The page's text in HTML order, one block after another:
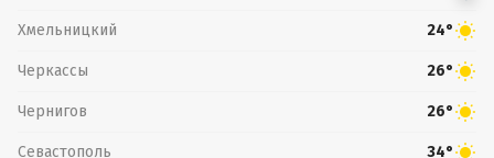
Хмельницкий 24°
Черкассы 26°
Чернигов 26°
Севастополь 34°